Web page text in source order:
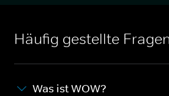
Häufig gestellte
Was ist WOW?